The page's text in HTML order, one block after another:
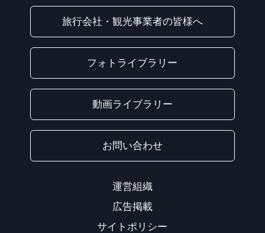
旅行会社・観光事業者の皆様へ
フォトライブラリー
動画ライブラリー
お問い合わせ
運営組織
広告掲載
サイトポリシー